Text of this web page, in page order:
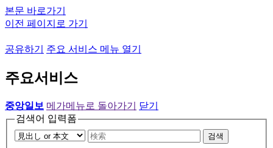
본문 바로가기
이전 페이지로 가기
공유하기 주요 서비스 메뉴 열기
주요서비스
중앙일보 메가메뉴로 돌아가기
닫기
검색어 입력폼
검색